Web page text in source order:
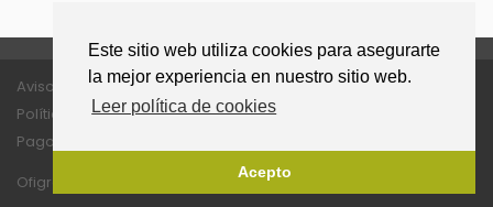
Este sitio web utiliza cookies para asegurarte
la mejor experiencia en nuestro sitio web.
Leer política de cookies
Acepto
Aviso legal
Política de privacidad
Política de cookies
Política enlaces
Pago seguro
Ofigrao © 2018
- Todos los derechos reservados.